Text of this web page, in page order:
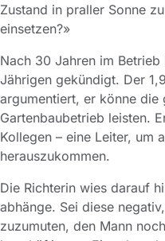
Zustand in praller Sonne
einsetzen?»
Nach 30 Jahren im
Jährigen gekündigt. Der
argumentiert, er könne
Gartenbaubetrieb leisten.
Kollegen – eine Leiter, um
herauszukommen.
Die Richterin wies darauf
abhänge. Sei diese
zuzumuten, den Mann